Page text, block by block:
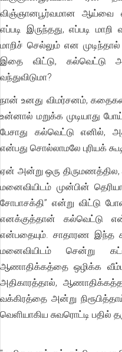
விஞ்ஞானபூர்வமான ஆய்வை
எப்படி இருந்தது, எப்படி
மாறிச் செல்லும் என
இதை விட்டு, கல்வெட்டு
வந்துவிடுமா?
நான் உனது விமர்சனம்,
உன்னால் மறுக்க முடியாது
பேசாது கல்வெட்டு எனில்,
என்பது சொல்லாமலே புரியக்
ஏன் அன்று ஒரு
மனைவியிடம் முன்பின்
சோபாசக்தி” என்று விட்டு
எனக்குத்தான் கல்வெட்டு
என்பதையும். சாதாரண இந்த
மனைவியிடம் சென்று
ஆணாதிக்கத்தை ஒழிக்க
அதிகாரத்தால்,
வக்கிரத்தை அன்று
வெளியாகிய சுவரொட்டி பதில்